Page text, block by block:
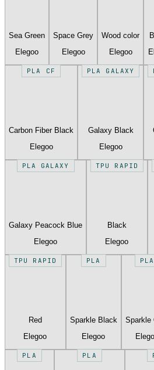
Sea Green
Elegoo
Space Grey
Elegoo
Wood color
Elegoo
PLA CF
Carbon Fiber Black
Elegoo
PLA GALAXY
Galaxy Black
Elegoo
PLA GALAXY
Galaxy Peacock Blue
Elegoo
TPU RAPID
Black
Elegoo
TPU RAPID
Red
Elegoo
PLA
Sparkle Black
Elegoo
PLA
Sparkle
PLA PLA